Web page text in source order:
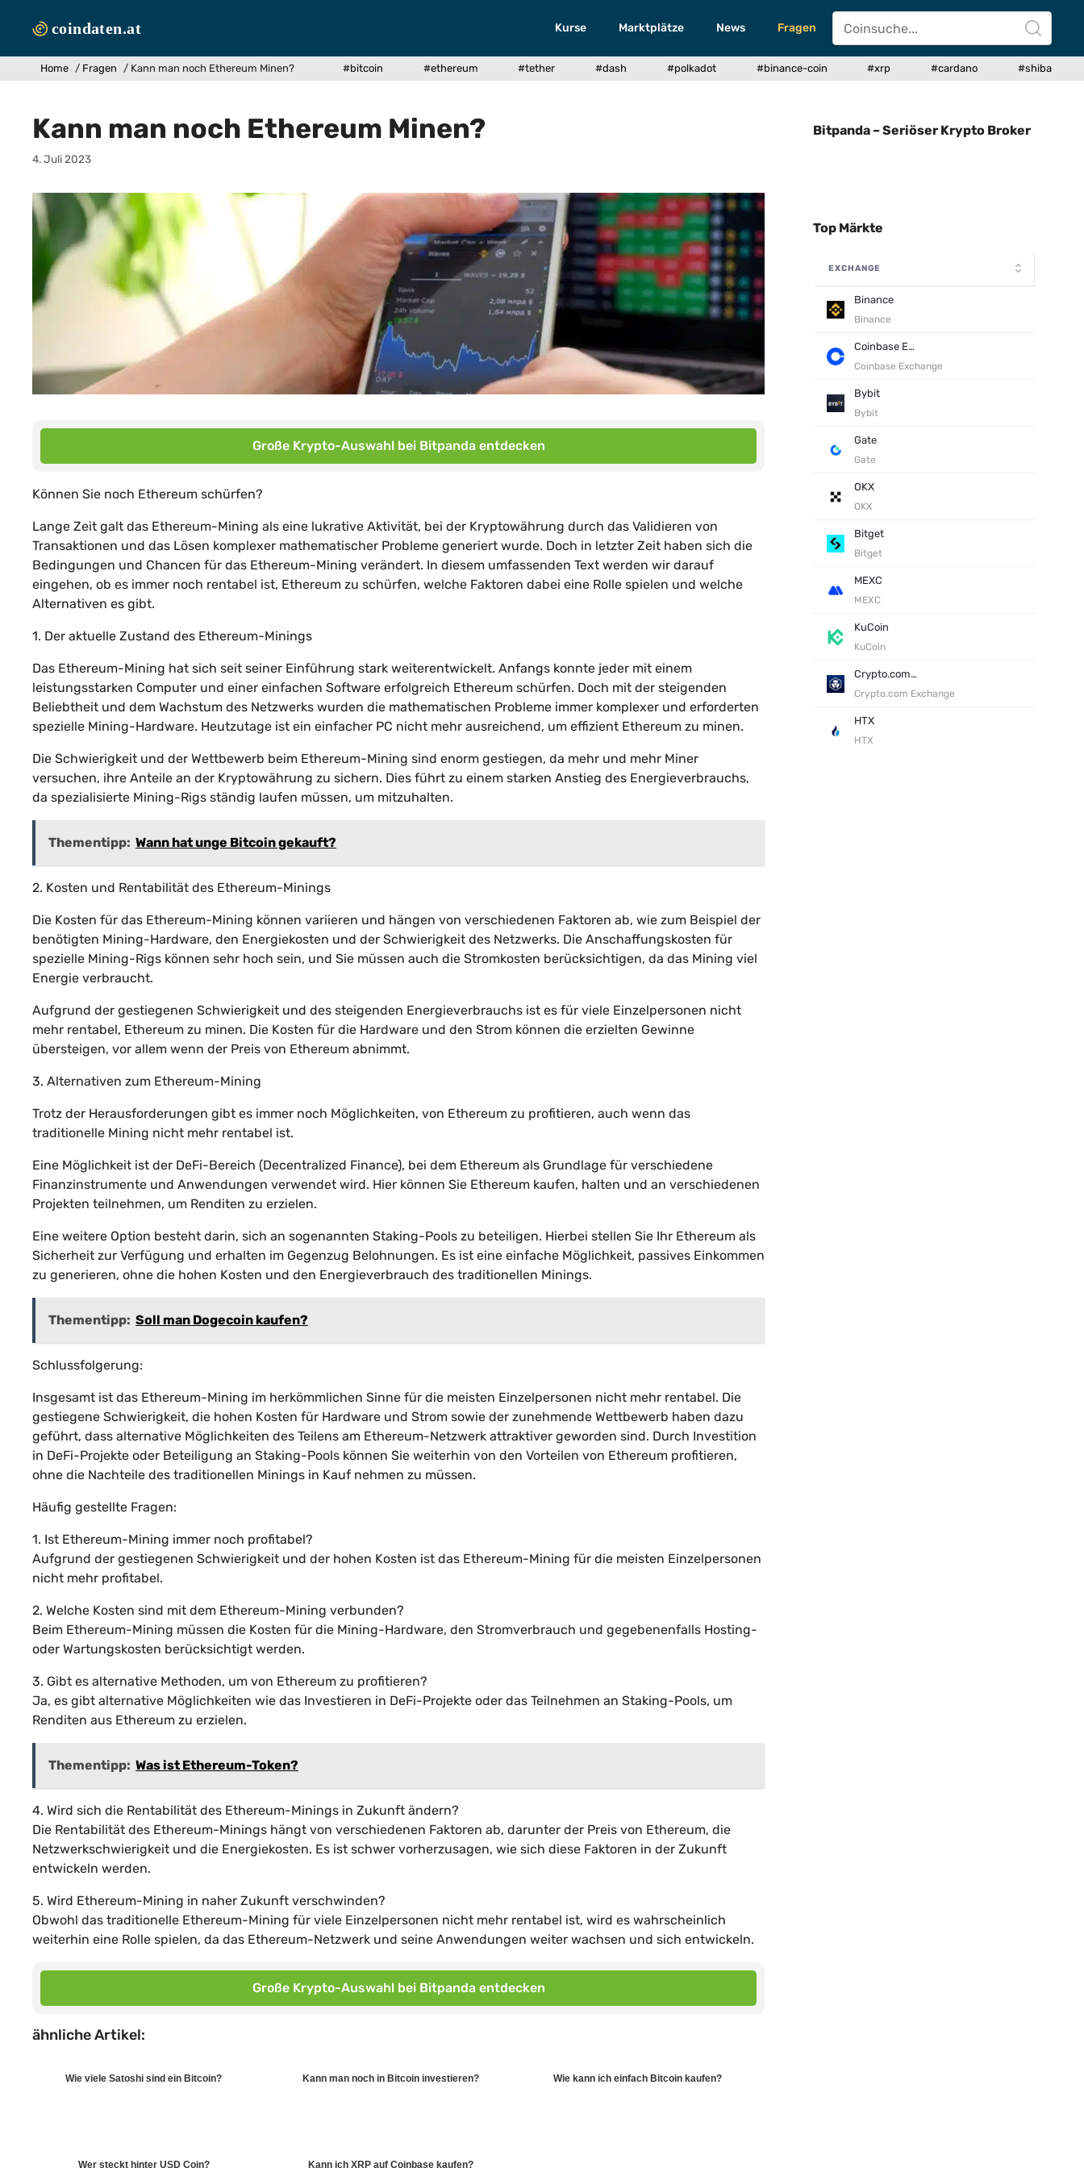
Inhalt
Kurse Marktplätze News Fragen
Home / Fragen / Kann man noch Ethereum Minen? #bitcoin #ethereum #tether #dash #polkadot #binance-coin #xrp #cardano #shiba
Kann man noch Ethereum Minen?
4. Juli 2023
Große Krypto-Auswahl bei Bitpanda entdecken
Können Sie noch Ethereum schürfen?
Lange Zeit galt das Ethereum-Mining als eine lukrative Aktivität, bei der Kryptowährung durch das Validieren von
Transaktionen und das Lösen komplexer mathematischer Probleme generiert wurde. Doch in letzter Zeit haben sich die
Bedingungen und Chancen für das Ethereum-Mining verändert. In diesem umfassenden Text werden wir darauf
eingehen, ob es immer noch rentabel ist, Ethereum zu schürfen, welche Faktoren dabei eine Rolle spielen und welche
Alternativen es gibt.
1. Der aktuelle Zustand des Ethereum-Minings
Das Ethereum-Mining hat sich seit seiner Einführung stark weiterentwickelt. Anfangs konnte jeder mit einem
leistungsstarken Computer und einer einfachen Software erfolgreich Ethereum schürfen. Doch mit der steigenden
Beliebtheit und dem Wachstum des Netzwerks wurden die mathematischen Probleme immer komplexer und erforderten
spezielle Mining-Hardware. Heutzutage ist ein einfacher PC nicht mehr ausreichend, um effizient Ethereum zu minen.
Die Schwierigkeit und der Wettbewerb beim Ethereum-Mining sind enorm gestiegen, da mehr und mehr Miner
versuchen, ihre Anteile an der Kryptowährung zu sichern. Dies führt zu einem starken Anstieg des Energieverbrauchs,
da spezialisierte Mining-Rigs ständig laufen müssen, um mitzuhalten.
Thementipp: Wann hat unge Bitcoin gekauft?
2. Kosten und Rentabilität des Ethereum-Minings
Die Kosten für das Ethereum-Mining können variieren und hängen von verschiedenen Faktoren ab, wie zum Beispiel der
benötigten Mining-Hardware, den Energiekosten und der Schwierigkeit des Netzwerks. Die Anschaffungskosten für
spezielle Mining-Rigs können sehr hoch sein, und Sie müssen auch die Stromkosten berücksichtigen, da das Mining viel
Energie verbraucht.
Aufgrund der gestiegenen Schwierigkeit und des steigenden Energieverbrauchs ist es für viele Einzelpersonen nicht
mehr rentabel, Ethereum zu minen. Die Kosten für die Hardware und den Strom können die erzielten Gewinne
übersteigen, vor allem wenn der Preis von Ethereum abnimmt.
3. Alternativen zum Ethereum-Mining
Trotz der Herausforderungen gibt es immer noch Möglichkeiten, von Ethereum zu profitieren, auch wenn das
traditionelle Mining nicht mehr rentabel ist.
Eine Möglichkeit ist der DeFi-Bereich (Decentralized Finance), bei dem Ethereum als Grundlage für verschiedene
Finanzinstrumente und Anwendungen verwendet wird. Hier können Sie Ethereum kaufen, halten und an verschiedenen
Projekten teilnehmen, um Renditen zu erzielen.
Eine weitere Option besteht darin, sich an sogenannten Staking-Pools zu beteiligen. Hierbei stellen Sie Ihr Ethereum als
Sicherheit zur Verfügung und erhalten im Gegenzug Belohnungen. Es ist eine einfache Möglichkeit, passives Einkommen
zu generieren, ohne die hohen Kosten und den Energieverbrauch des traditionellen Minings.
Thementipp: Soll man Dogecoin kaufen?
Schlussfolgerung:
Insgesamt ist das Ethereum-Mining im herkömmlichen Sinne für die meisten Einzelpersonen nicht mehr rentabel. Die
gestiegene Schwierigkeit, die hohen Kosten für Hardware und Strom sowie der zunehmende Wettbewerb haben dazu
geführt, dass alternative Möglichkeiten des Teilens am Ethereum-Netzwerk attraktiver geworden sind. Durch Investition
in DeFi-Projekte oder Beteiligung an Staking-Pools können Sie weiterhin von den Vorteilen von Ethereum profitieren,
ohne die Nachteile des traditionellen Minings in Kauf nehmen zu müssen.
Häufig gestellte Fragen:
1. Ist Ethereum-Mining immer noch profitabel?
Aufgrund der gestiegenen Schwierigkeit und der hohen Kosten ist das Ethereum-Mining für die meisten Einzelpersonen
nicht mehr profitabel.
2. Welche Kosten sind mit dem Ethereum-Mining verbunden?
Beim Ethereum-Mining müssen die Kosten für die Mining-Hardware, den Stromverbrauch und gegebenenfalls Hosting-
oder Wartungskosten berücksichtigt werden.
3. Gibt es alternative Methoden, um von Ethereum zu profitieren?
Ja, es gibt alternative Möglichkeiten wie das Investieren in DeFi-Projekte oder das Teilnehmen an Staking-Pools, um
Renditen aus Ethereum zu erzielen.
Thementipp: Was ist Ethereum-Token?
4. Wird sich die Rentabilität des Ethereum-Minings in Zukunft ändern?
Die Rentabilität des Ethereum-Minings hängt von verschiedenen Faktoren ab, darunter der Preis von Ethereum, die
Netzwerkschwierigkeit und die Energiekosten. Es ist schwer vorherzusagen, wie sich diese Faktoren in der Zukunft
entwickeln werden.
5. Wird Ethereum-Mining in naher Zukunft verschwinden?
Obwohl das traditionelle Ethereum-Mining für viele Einzelpersonen nicht mehr rentabel ist, wird es wahrscheinlich
weiterhin eine Rolle spielen, da das Ethereum-Netzwerk und seine Anwendungen weiter wachsen und sich entwickeln.
Große Krypto-Auswahl bei Bitpanda entdecken
ähnliche Artikel:
Wie viele Satoshi sind ein Bitcoin? Kann man noch in Bitcoin investieren? Wie kann ich einfach Bitcoin kaufen?
Wer steckt hinter USD Coin? Kann ich XRP auf Coinbase kaufen?
Bitpanda – Seriöser Krypto Broker
Top Märkte
EXCHANGE
Binance
Binance
Coinbase Exchange
Coinbase Exchange
Bybit
Bybit
Gate
Gate
OKX
OKX
Bitget
Bitget
MEXC
MEXC
KuCoin
KuCoin
Crypto.com Exchange
Crypto.com Exchange
HTX
HTX